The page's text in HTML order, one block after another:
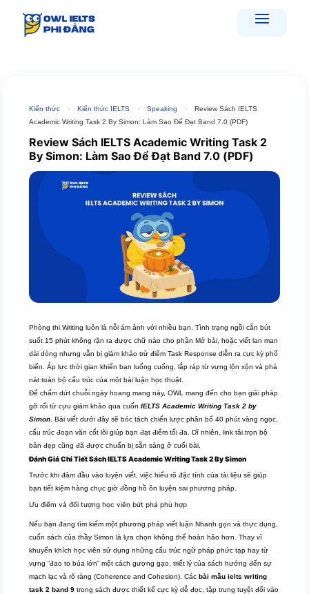
Kiến thức › Kiến thức IELTS › Speaking ›
Review Sách IELTS
Academic Writing Task 2 By Simon: Làm Sao Để Đạt Band 7.0 (PDF)
Review Sách IELTS Academic Writing Task 2
By Simon: Làm Sao Để Đạt Band 7.0 (PDF)
Phòng thi Writing luôn là nỗi ám ảnh với nhiều bạn. Tình trạng ngồi cắn bút
suốt 15 phút không rặn ra được chữ nào cho phần Mở bài, hoặc viết lan man
dài dòng nhưng vẫn bị giám khảo trừ điểm Task Response diễn ra cực kỳ phổ
biến. Áp lực thời gian khiến bạn luống cuống, lắp ráp từ vựng lộn xộn và phá
nát toàn bộ cấu trúc của một bài luận học thuật.
Để chấm dứt chuỗi ngày hoang mang này, OWL mang đến cho bạn giải pháp
gỡ rối từ cựu giám khảo qua cuốnIELTS Academic Writing Task 2 by
Simon . Bài viết dưới đây sẽ bóc tách chiến lược phân bổ 40 phút vàng ngọc,
cấu trúc đoạn văn cốt lõi giúp bạn đạt điểm tối đa. Dĩ nhiên, link tải trọn bộ
bản đẹp cũng đã được chuẩn bị sẵn sàng ở cuối bài.
Đánh Giá Chi Tiết Sách IELTS Academic Writing Task 2 By Simon
Trước khi đâm đầu vào luyện viết, việc hiểu rõ đặc tính của tài liệu sẽ giúp
bạn tiết kiệm hàng chục giờ đồng hồ ôn luyện sai phương pháp.
Ưu điểm và đối tượng học viên bứt phá phù hợp
Nếu bạn đang tìm kiếm một phương pháp viết luận Nhanh gọn và thực dụng,
cuốn sách của thầy Simon là lựa chọn không thể hoàn hảo hơn. Thay vì
khuyến khích học viên sử dụng những cấu trúc ngữ pháp phức tạp hay từ
vựng “đao to búa lớn” một cách gượng gạo, triết lý của sách hướng đến sự
mạch lạc và rõ ràng (Coherence and Cohesion). Cácbài mẫu ielts writing
task 2 band 9 trong sách được thiết kế cực kỳ dễ đọc, tập trung tuyệt đối vào